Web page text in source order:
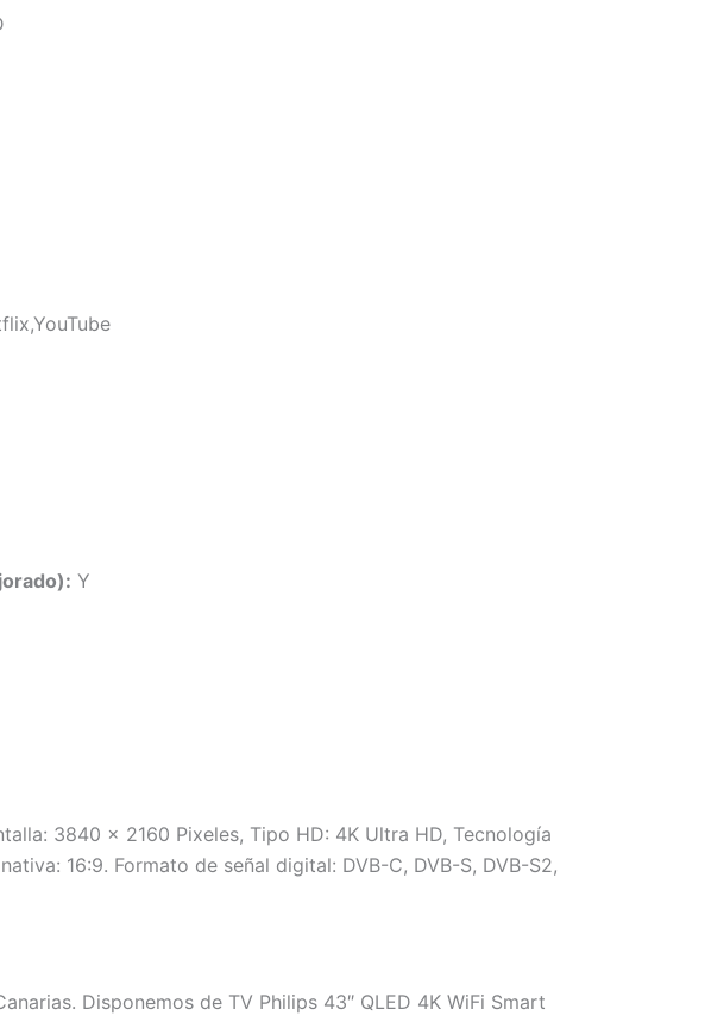
Y
3840 x 2160 Pixeles, Tipo HD: 4K Ultra HD, Tecnología
16:9. Formato de señal digital: DVB-C, DVB-S, DVB-S2,
Disponemos de TV Philips 43″ QLED 4K WiFi Smart